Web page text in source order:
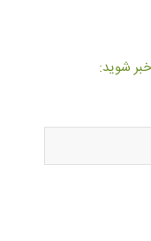
شوید: